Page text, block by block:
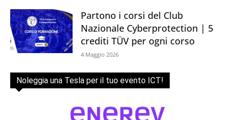
Partono i corsi del Club
Nazionale Cyberprotection | 5
crediti TÜV per ogni corso
4 Maggio 2026
Noleggia una Tesla per il tuo evento ICT!